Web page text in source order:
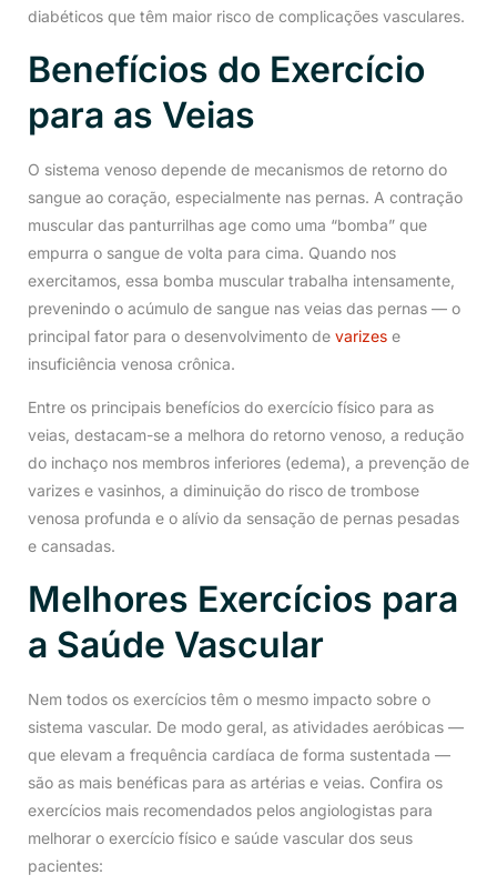
diabéticos que têm maior risco de complicações vasculares.
Benefícios do Exercício
para as Veias
O sistema venoso depende de mecanismos de retorno do
sangue ao coração, especialmente nas pernas. A contração
muscular das panturrilhas age como uma “bomba” que
empurra o sangue de volta para cima. Quando nos
exercitamos, essa bomba muscular trabalha intensamente,
prevenindo o acúmulo de sangue nas veias das pernas — o
principal fator para o desenvolvimento de varizes e
insuficiência venosa crônica.
Entre os principais benefícios do exercício físico para as
veias, destacam-se a melhora do retorno venoso, a redução
do inchaço nos membros inferiores (edema), a prevenção de
varizes e vasinhos, a diminuição do risco de trombose
venosa profunda e o alívio da sensação de pernas pesadas
e cansadas.
Melhores Exercícios para
a Saúde Vascular
Nem todos os exercícios têm o mesmo impacto sobre o
sistema vascular. De modo geral, as atividades aeróbicas —
que elevam a frequência cardíaca de forma sustentada —
são as mais benéficas para as artérias e veias. Confira os
exercícios mais recomendados pelos angiologistas para
melhorar o exercício físico e saúde vascular dos seus
pacientes: